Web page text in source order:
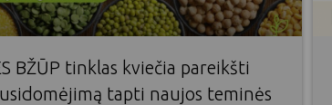
BŽŪP tinklas kviečia pareikšti
tapti naujos teminės